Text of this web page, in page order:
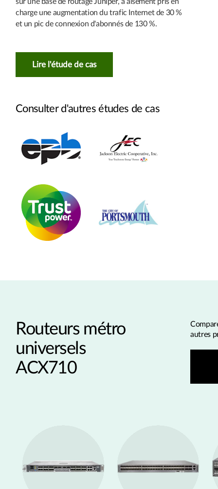
charge une augmentation du trafic Internet de 30 %
et un pic de connexion d'abonnés de 130 %.
Lire l'étude de cas
Consulter d'autres études de cas
Routeurs métro
universels
ACX710
autres